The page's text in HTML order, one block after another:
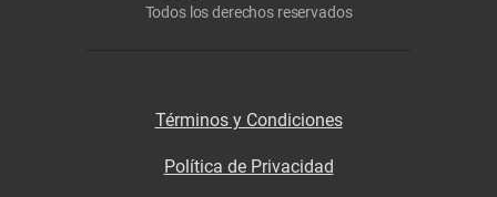
Todos los derechos reservados
Términos y Condiciones
Política de Privacidad